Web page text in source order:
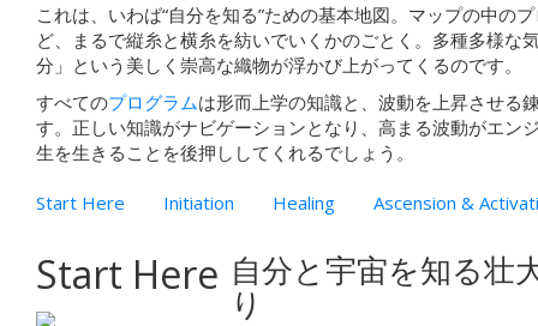
これは、いわば“自分を知る”ための基本地図。マップの中の
ど、まるで縦糸と横糸を紡いでいくかのごとく。多種多様な
分」という美しく崇高な織物が浮かび上がってくるのです。
すべてのプログラムは形而上学の知識と、波動を上昇させる
す。正しい知識がナビゲーションとなり、高まる波動がエン
生を生きることを後押ししてくれるでしょう。
Start Here Initiation Healing Ascension &
Start Here 自分と宇宙を知る壮
り